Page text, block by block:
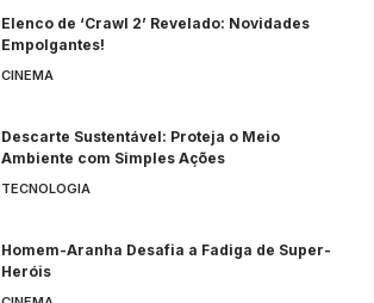
Elenco de ‘Crawl 2’ Revelado: Novidades
Empolgantes!
CINEMA
Descarte Sustentável: Proteja o Meio
Ambiente com Simples Ações
TECNOLOGIA
Homem-Aranha Desafia a Fadiga de Super-
Heróis